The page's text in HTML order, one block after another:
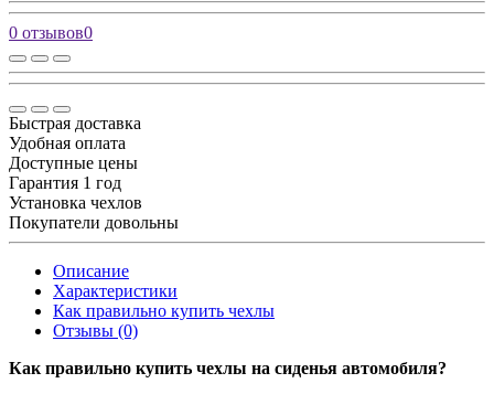
0 отзывов0
Быстрая доставка
Удобная оплата
Доступные цены
Гарантия 1 год
Установка чехлов
Покупатели довольны
Описание
Характеристики
Как правильно купить чехлы
Отзывы (0)
Как правильно купить чехлы на сиденья автомобиля?